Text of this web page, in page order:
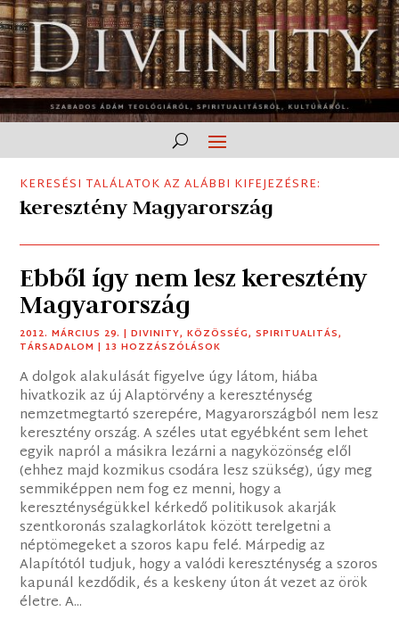
KERESÉSI TALÁLATOK AZ ALÁBBI KIFEJEZÉSRE:
keresztény Magyarország
Ebből így nem lesz keresztény
Magyarország
2012. MÁRCIUS 29. |DIVINITY,KÖZÖSSÉG,SPIRITUALITÁS,
TÁRSADALOM | 13 HOZZÁSZÓLÁSOK
A dolgok alakulását figyelve úgy látom, hiába
hivatkozik az új Alaptörvény a kereszténység
nemzetmegtartó szerepére, Magyarországból nem lesz
keresztény ország. A széles utat egyébként sem lehet
egyik napról a másikra lezárni a nagyközönség elől
(ehhez majd kozmikus csodára lesz szükség), úgy meg
semmiképpen nem fog ez menni, hogy a
kereszténységükkel kérkedő politikusok akarják
szentkoronás szalagkorlátok között terelgetni a
néptömegeket a szoros kapu felé. Márpedig az
Alapítótól tudjuk, hogy a valódi kereszténység a szoros
kapunál kezdődik, és a keskeny úton át vezet az örök
életre. A...